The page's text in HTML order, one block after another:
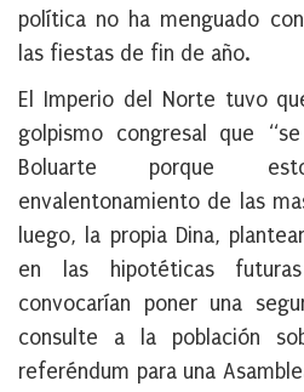
política no ha menguado
las fiestas de fin de año.
El Imperio del Norte tuvo
golpismo congresal que
Boluarte porque
envalentonamiento de las
luego, la propia Dina,
en las hipotéticas
convocarían poner una
consulte a la población
referéndum para una